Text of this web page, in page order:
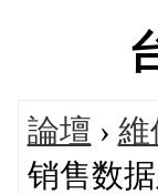
論壇 › 維
销售数